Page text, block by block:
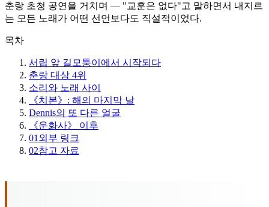
춘랑 초청 공연을 거치며 — "교훈은 없다"고 말하면서 내지르
는 모든 노래가 어떤 선언보다도 직설적이었다.
목차
서립 앞 길모퉁이에서 시작되다
춘랑 대상 4위
소리와 노래 사이
《치본》: 해의 마지막 날
Dennis의 또 다른 얼굴
《운화사》 이후
01 외부 링크
02참고 자료